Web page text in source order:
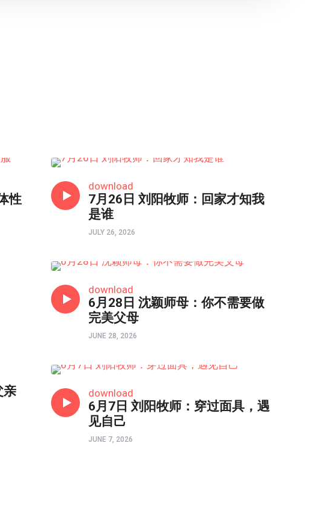
性
download
7月26日 刘阳牧师：回家才知我
是谁
JULY 26, 2026
download
6月28日 沈颖师母：你不需要做
完美父母
JUNE 28, 2026
亲 download
6月7日 刘阳牧师：穿过面具，遇
见自己
JUNE 7, 2026